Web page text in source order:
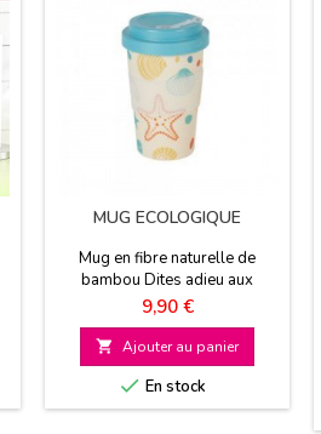
MUG ECOLOGIQUE
Mug en fibre naturelle de
bambou Dites adieu aux
gobelets jetables Bamboo Cup
garde au chaud ou au froid vos
boissons pendant plusieurs
heures. Nombreux modèles
Prix
9,90 €
 Ajouter au panier
 En stock